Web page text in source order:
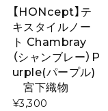
【HONcept】テ
キスタイルノー
ト Chambray
（シャンブレー）P
urple(パープル)
宮下織物
¥3,300